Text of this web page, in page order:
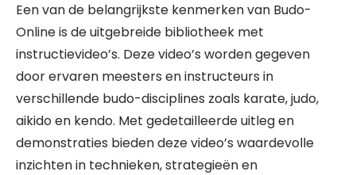
Een van de belangrijkste kenmerken van Budo-
Online is de uitgebreide bibliotheek met
instructievideo’s. Deze video’s worden gegeven
door ervaren meesters en instructeurs in
verschillende budo-disciplines zoals karate, judo,
aikido en kendo. Met gedetailleerde uitleg en
demonstraties bieden deze video’s waardevolle
inzichten in technieken, strategieën en